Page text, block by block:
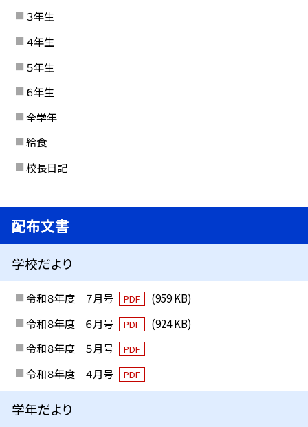
３年生
４年生
５年生
６年生
全学年
給食
校長日記
配布文書
学校だより
令和８年度 ７月号 PDF
(959 KB)
令和８年度 ６月号
PDF
(924 KB)
令和８年度 ５月号
PDF
令和８年度 ４月号 PDF
学年だより